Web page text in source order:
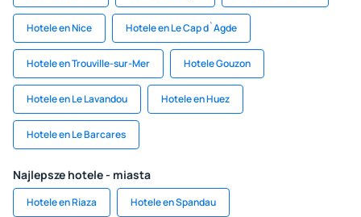
Hotele en Nice Hotele en Le Cap d`Agde
Hotele en Trouville-sur-Mer Hotele Gouzon
Hotele en Le Lavandou Hotele en Huez
Hotele en Le Barcares
Najlepsze hotele - miasta
Hotele en Riaza Hotele en Spandau